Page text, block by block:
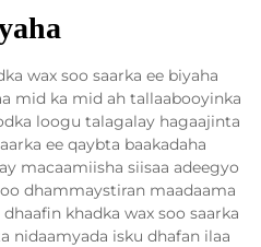
wax soo saarka ee biyaha
mid ka mid ah tallaabooyinka
loogu talagalay hagaajinta
ee qaybta baakadaha
macaamiisha siisaa adeegyo
dhammaystiran maadaama
khadka wax soo saarka
nidaamyada isku dhafan ilaa